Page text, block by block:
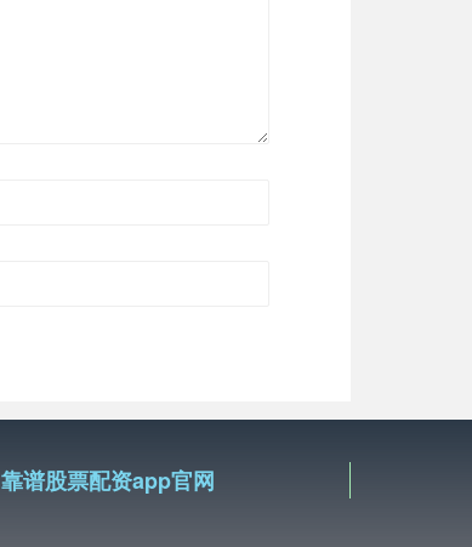
靠谱股票配资app官网